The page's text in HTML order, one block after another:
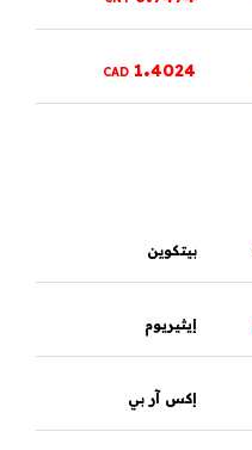
1.4024
CAD
بيتكوين
إيثيريوم
إكس آر بي